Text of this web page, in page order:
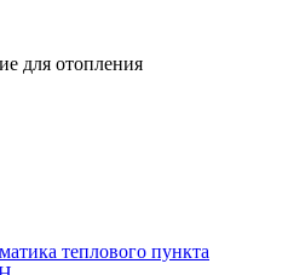
для отопления
теплового пункта